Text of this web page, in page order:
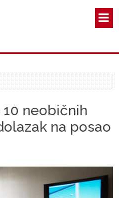
10 neobičnih
na posao